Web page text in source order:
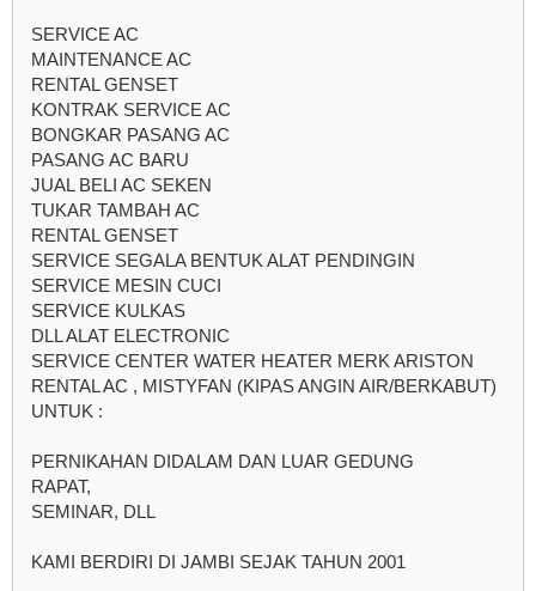
SERVICE AC
MAINTENANCE AC
RENTAL GENSET
KONTRAK SERVICE AC
BONGKAR PASANG AC
PASANG AC BARU
JUAL BELI AC SEKEN
TUKAR TAMBAH AC
RENTAL GENSET
SERVICE SEGALA BENTUK ALAT PENDINGIN
SERVICE MESIN CUCI
SERVICE KULKAS
DLL ALAT ELECTRONIC
SERVICE CENTER WATER HEATER MERK ARISTON
RENTAL AC , MISTYFAN (KIPAS ANGIN AIR/BERKABUT)
UNTUK :
PERNIKAHAN DIDALAM DAN LUAR GEDUNG
RAPAT,
SEMINAR, DLL
KAMI BERDIRI DI JAMBI SEJAK TAHUN 2001